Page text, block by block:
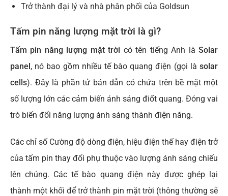
Trở thành đại lý và nhà phân phối của Goldsun
Tấm pin năng lượng mặt trời là gì?
Tấm pin năng lượng mặt trời có tên tiếng Anh làSolar
panel , nó bao gồm nhiều tế bào quang điện (gọi là solar
cells). Đây là phần tử bán dẫn có chứa trên bề mặt một
số lượng lớn các cảm biến ánh sáng điốt quang. Đóng vai
trò biến đổi năng lượng ánh sáng thành điện năng.
Các chỉ số Cường độ dòng điện, hiệu điện thế hay điện trở
của tấm pin thay đổi phụ thuộc vào lượng ánh sáng chiếu
lên chúng. Các tế bào quang điện này được ghép lại
thành một khối để trở thành pin mặt trời (thông thường sẽ